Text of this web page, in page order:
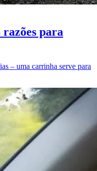
para
– uma carrinha serve para